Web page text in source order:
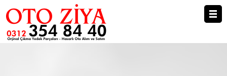
Anasayfa